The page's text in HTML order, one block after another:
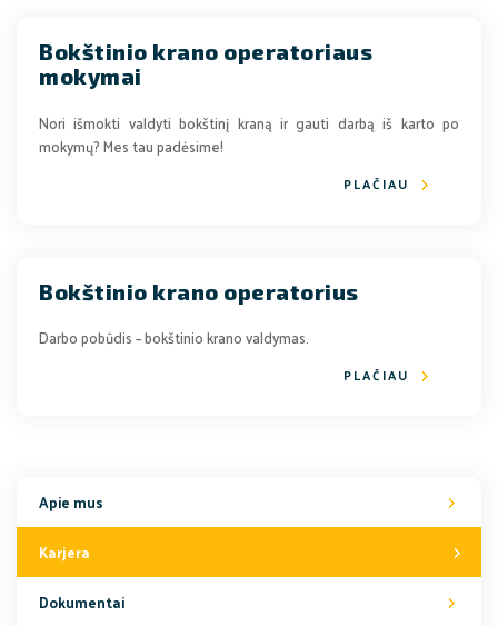
Bokštinio krano operatoriaus
mokymai
Nori išmokti valdyti bokštinį kraną ir gauti darbą iš karto po
mokymų? Mes tau padėsime!
PLAČIAU
Bokštinio krano operatorius
Darbo pobūdis – bokštinio krano valdymas.
PLAČIAU
Apie mus
Karjera
Dokumentai